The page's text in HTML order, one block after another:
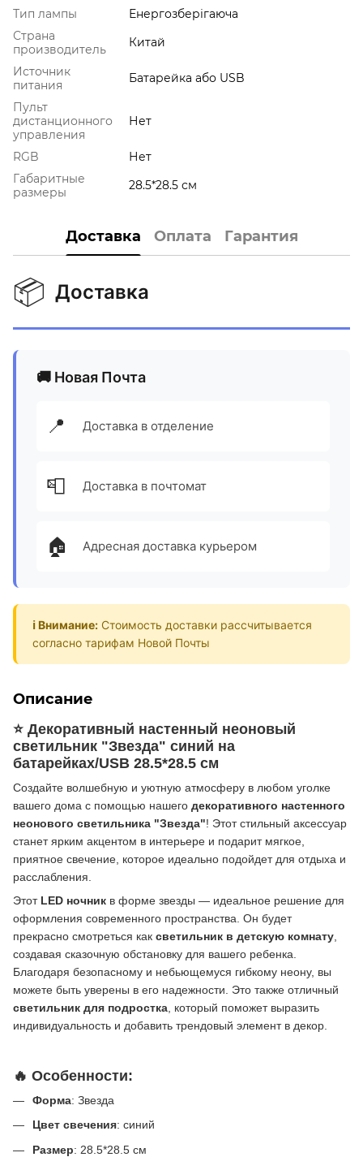
Тип лампы
Енергозберігаюча
Страна
производитель
Китай
Источник
питания
Батарейка або USB
Пульт
дистанционного
управления
Нет
RGB
Нет
Габаритные
размеры
28.5*28.5 см
Доставка Оплата Гарантия
📦 Доставка
🚚 Новая Почта
📍 Доставка в отделение
📮 Доставка в почтомат
🏠 Адресная доставка курьером
ℹ️ Внимание: Стоимость доставки рассчитывается
согласно тарифам Новой Почты
Описание
⭐ Декоративный настенный неоновый
светильник "Звезда" синий на
батарейках/USB 28.5*28.5 см
Создайте волшебную и уютную атмосферу в любом уголке
вашего дома с помощью нашего декоративного настенного
неонового светильника "Звезда"! Этот стильный аксессуар
станет ярким акцентом в интерьере и подарит мягкое,
приятное свечение, которое идеально подойдет для отдыха и
расслабления.
Этот LED ночник в форме звезды — идеальное решение для
оформления современного пространства. Он будет
прекрасно смотреться как светильник в детскую комнату,
создавая сказочную обстановку для вашего ребенка.
Благодаря безопасному и небьющемуся гибкому неону, вы
можете быть уверены в его надежности. Это также отличный
светильник для подростка, который поможет выразить
индивидуальность и добавить трендовый элемент в декор.
🔥 Особенности:
Форма: Звезда
Цвет свечения: синий
Размер: 28.5*28.5 см